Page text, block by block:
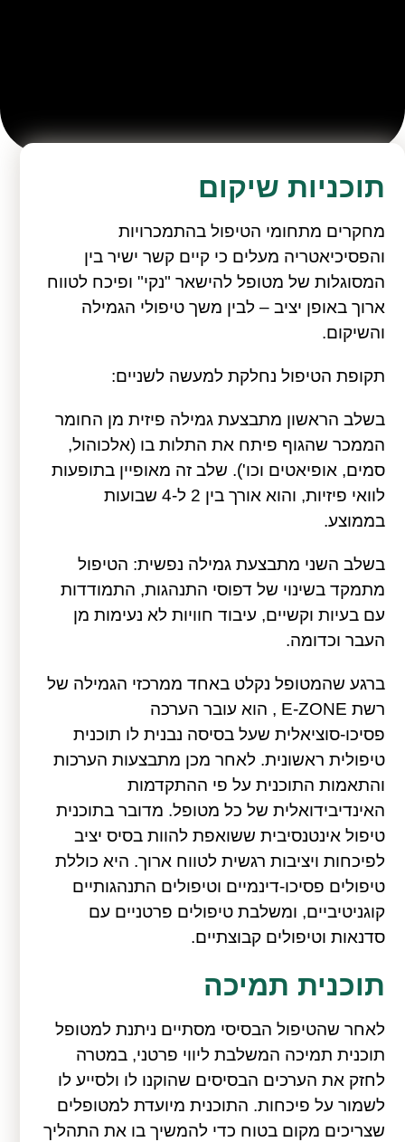
תוכניות שיקום
מחקרים מתחומי הטיפול בהתמכרויות
והפסיכיאטריה מעלים כי קיים קשר ישיר בין
המסוגלות של מטופל להישאר "נקי" ופיכח לטווח
ארוך באופן יציב – לבין משך טיפולי הגמילה
והשיקום.
תקופת הטיפול נחלקת למעשה לשניים:
בשלב הראשון מתבצעת גמילה פיזית מן החומר
הממכר שהגוף פיתח את התלות בו (אלכוהול,
סמים, אופיאטים וכו'). שלב זה מאופיין בתופעות
לוואי פיזיות, והוא אורך בין 2 ל-4 שבועות
בממוצע.
בשלב השני מתבצעת גמילה נפשית: הטיפול
מתמקד בשינוי של דפוסי התנהגות, התמודדות
עם בעיות וקשיים, עיבוד חוויות לא נעימות מן
העבר וכדומה.
ברגע שהמטופל נקלט באחד ממרכזי הגמילה של
רשת E-ZONE , הוא עובר הערכה
פסיכו-סוציאלית שעל בסיסה נבנית לו תוכנית
טיפולית ראשונית. לאחר מכן מתבצעות הערכות
והתאמות התוכנית על פי ההתקדמות
האינדיבידואלית של כל מטופל. מדובר בתוכנית
טיפול אינטנסיבית ששואפת להוות בסיס יציב
לפיכחות ויציבות רגשית לטווח ארוך. היא כוללת
טיפולים פסיכו-דינמיים וטיפולים התנהגותיים
קוגניטיביים, ומשלבת טיפולים פרטניים עם
סדנאות וטיפולים קבוצתיים.
תוכנית תמיכה
לאחר שהטיפול הבסיסי מסתיים ניתנת למטופל
תוכנית תמיכה המשלבת ליווי פרטני, במטרה
לחזק את הערכים הבסיסים שהוקנו לו ולסייע לו
לשמור על פיכחות. התוכנית מיועדת למטופלים
שצריכים מקום בטוח כדי להמשיך בו את התהליך